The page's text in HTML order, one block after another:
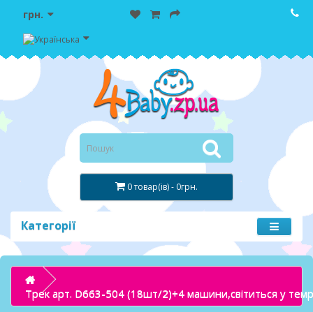
грн.
0 товар(ів) - 0грн.
Категорії
Трек арт. D663-504 (18шт/2)+4 машини,світиться у